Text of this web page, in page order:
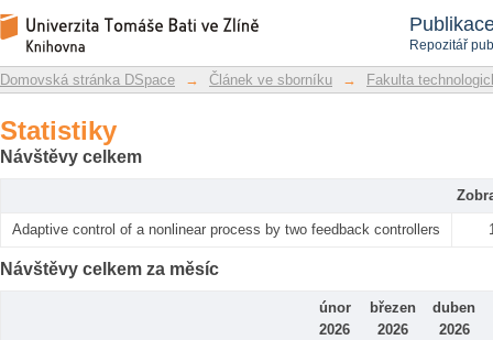
Repozitář
Statistiky
Repozitář DSpace/Manakin
Domovská stránka DSpace → Článek ve sborníku → Fakulta
Statistiky
Návštěvy celkem
Adaptive control of a nonlinear process by two feedback controllers
Návštěvy celkem za měsíc
únor
2026
březen
2026
duben
2026